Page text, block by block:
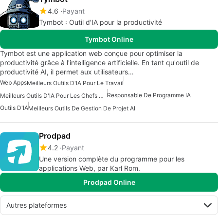
4.6 Payant
Tymbot : Outil d'IA pour la productivité
Tymbot Online
Tymbot est une application web conçue pour optimiser la
productivité grâce à l'intelligence artificielle. En tant qu'outil de
productivité AI, il permet aux utilisateurs…
Web AppsMeilleurs Outils D'IA Pour Le Travail
Meilleurs Outils D'IA Pour Les Chefs De Produit Responsable De Programme IA
Outils D'IAMeilleurs Outils De Gestion De Projet AI
Prodpad
4.2 Payant
Une version complète du programme pour les
applications Web, par Karl Rom.
Prodpad Online
Autres plateformes